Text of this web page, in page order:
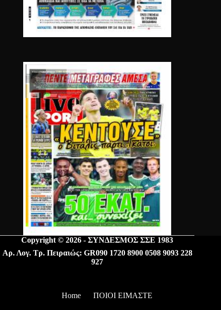
Copyright © 2026 - ΣΥΝΔΕΣΜΟΣ ΣΣΕ 1983
Αρ. Λογ. Τρ. Πειραιώς: GR090 1720 8900 0508 9093 228
927
Home ΠΟΙΟΙ ΕΙΜΑΣΤΕ